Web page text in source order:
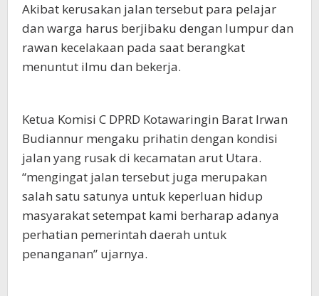
Akibat kerusakan jalan tersebut para pelajar
dan warga harus berjibaku dengan lumpur dan
rawan kecelakaan pada saat berangkat
menuntut ilmu dan bekerja.
Ketua Komisi C DPRD Kotawaringin Barat Irwan
Budiannur mengaku prihatin dengan kondisi
jalan yang rusak di kecamatan arut Utara.
“mengingat jalan tersebut juga merupakan
salah satu satunya untuk keperluan hidup
masyarakat setempat kami berharap adanya
perhatian pemerintah daerah untuk
penanganan” ujarnya.